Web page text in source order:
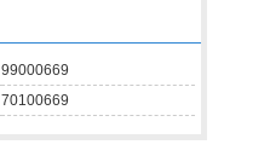
99000669
70100669